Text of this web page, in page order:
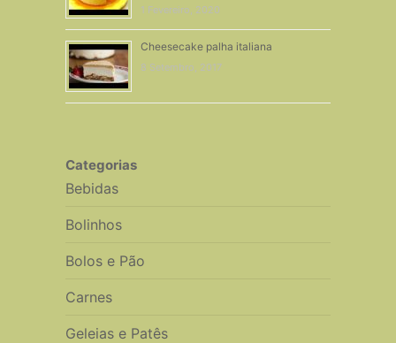
1 Fevereiro, 2020
Cheesecake palha italiana
8 Setembro, 2017
Categorias
Bebidas
Bolinhos
Bolos e Pão
Carnes
Geleias e Patês